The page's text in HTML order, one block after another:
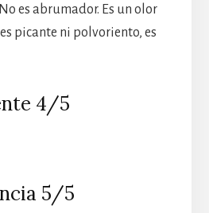
es abrumador. Es un olor
picante ni polvoriento, es
4/5
5/5